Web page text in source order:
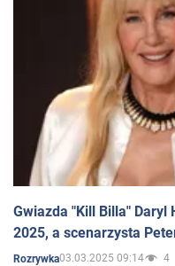
Gwiazda "Kill Billa" Daryl
2025, a scenarzysta
Rozrywka03.03.2025 09:14 4